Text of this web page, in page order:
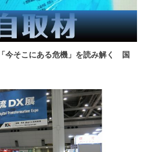
今そこにある危機」を読み解く 国